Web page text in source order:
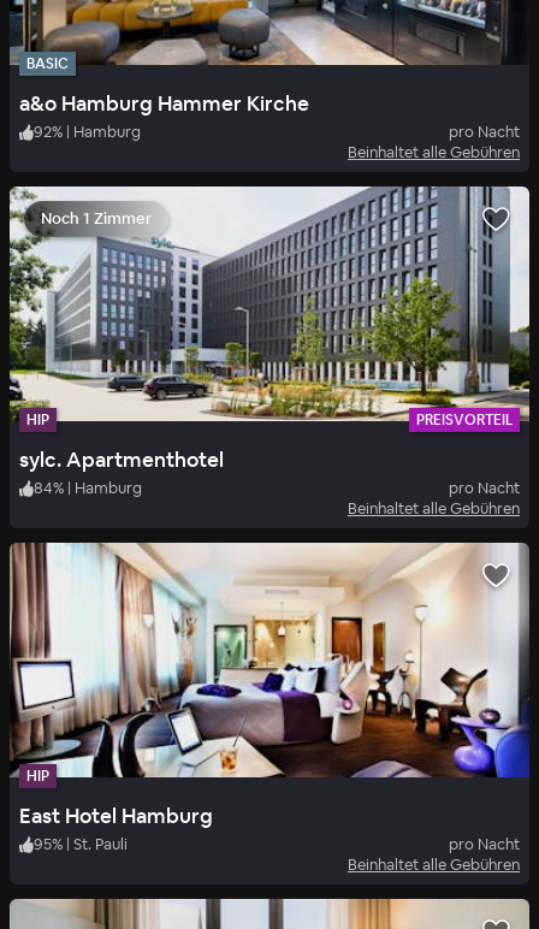
BASIC
a&o Hamburg Hammer Kirche
92% Hamburg
pro Nacht
Beinhaltet alle Gebühren
Noch 1 Zimmer
HIP PREISVORTEIL
sylc. Apartmenthotel
84% | Hamburg
pro Nacht
Beinhaltet alle Gebühren
HIP
East Hotel Hamburg
95% | St. Pauli
pro Nacht
Beinhaltet alle Gebühren